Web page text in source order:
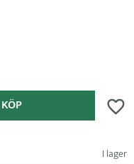
KÖP
I lager